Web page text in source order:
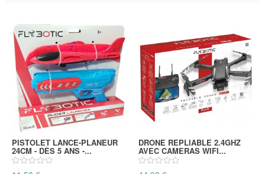
PISTOLET LANCE-PLANEUR
24CM - DÈS 5 ANS -...
DRONE REPLIABLE 2.4GHZ
AVEC CAMERAS WIFI...